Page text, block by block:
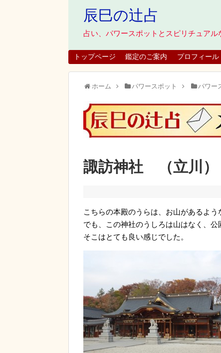
辰巳の辻占
占い、パワースポットとスピリチュアル
トップページ 鑑定のご案内 プロフィール
ホーム パワースポット パワー
諏訪神社 （立川
こちらの本殿のうらは、お山があるよう
でも、この神社のうしろは山はなく、公
そこはとても良い感じでした。